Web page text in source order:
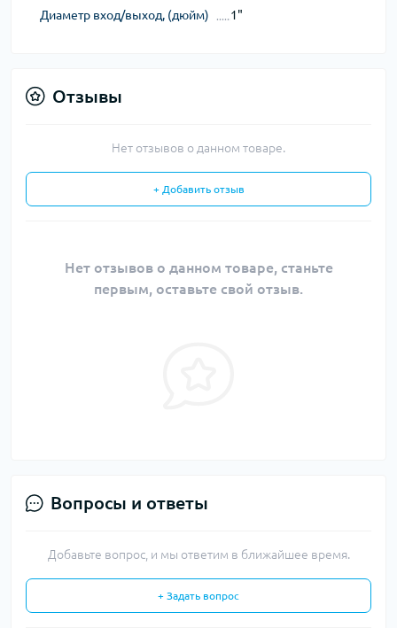
Диаметр вход/выход, (дюйм) 1"
Отзывы
Нет отзывов о данном товаре.
+ Добавить отзыв
Нет отзывов о данном товаре, станьте
первым, оставьте свой отзыв.
Вопросы и ответы
Добавьте вопрос, и мы ответим в ближайшее время.
+ Задать вопрос